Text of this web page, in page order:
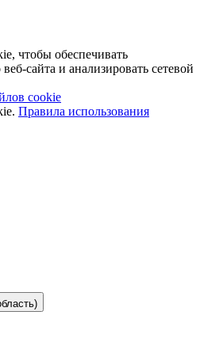
чтобы обеспечивать
сайта и анализировать сетевой
cookie
Правила использования
область)